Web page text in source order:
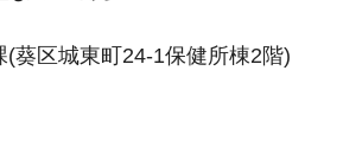
葵区城東町24-1保健所棟2階)